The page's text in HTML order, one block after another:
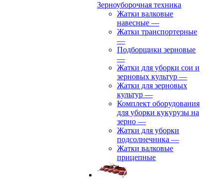
Зерноуборочная техника
Жатки валковые
навесные —
Жатки транспортерные
—
Подборщики зерновые
—
Жатки для уборки сои и
зерновых культур —
Жатки для зерновых
культур —
Комплект оборудования
для уборки кукурузы на
зерно —
Жатки для уборки
подсолнечника —
Жатки валковые
прицепные